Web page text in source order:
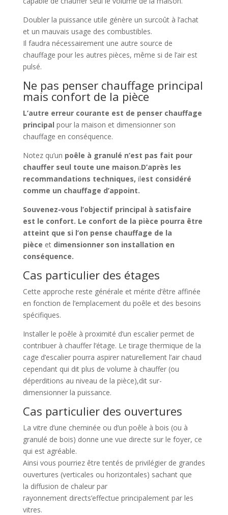
Doubler la puissance utile génère un surcoût à l’achat
et un mauvais usage des combustibles.
Il faudra nécessairement une autre source de
chauffage pour les autres pièces, même si de l’air est
pulsé.
Ne pas penser chauffage principal
mais confort de la pièce
L’autre erreur courante est de penser chauffage
principal pour la maison et dimensionner son
chauffage en conséquence.
Notez qu’un poêle à granulé n’est pas fait pour
chauffer seul toute une maison.D’après les
recommandations techniques, ilest considéré
comme un chauffage d’appoint.
Souvenez-vous l’objectif principal à satisfaire
est le confort. Le confort de la pièce pourra être
atteint que si l’on pense chauffage de la
pièce et dimensionner son installation en
conséquence.
Cas particulier des étages
Cette approche reste générale et mérite d’être affinée
en fonction de l’emplacement du poêle et des besoins
spécifiques.
Installer le poêle à proximité d’un escalier permet de
contribuer à chauffer l’étage. Le tirage thermique de la
cage d’escalier pourra aspirer naturellement l’air chaud
cependant qui dit plus de volume à chauffer (ou
déperditions au niveau de la pièce),dit sur-
dimensionner la puissance.
Cas particulier des ouvertures
La vitre d’une cheminée ou d’un poêle à bois (ou à
granulé de bois) donne une vue directe sur le foyer, ce
qui est agréable.
Ainsi vous pourriez être tentés de privilégier de grandes
ouvertures (verticales ou horizontales) sachant que
la diffusion de chaleur par
rayonnement directs’effectue principalement par les
vitres.